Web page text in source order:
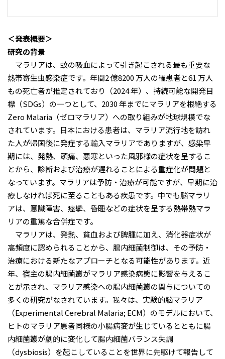
＜発表概要＞
研究の背景
マラリアは、蚊の吸⾎によって引き起こされる最も重要な
熱帯寄⽣⾍感染症です。年間2 億8200 万⼈の罹患者と61 万⼈
もの死亡者が推定されており（2024 年）、持続可能な開発⽬
標（SDGs）の⼀つとして、2030 年までにマラリアを根絶する
Zero Malaria（ゼロマラリア）への取り組みが地球規模でな
されています。⽇本における患者は、マラリア流⾏地を訪れ
た⼈が帰国後に発症する輸⼊マラリアでありますが、感染早
期には、発熱、頭痛、悪寒といった⾵邪様の症状を呈するこ
とから、診断および治療が遅れることによる重症化が問題と
なっています。マラリアは予防・治療が可能ですが、早期に治
療しなければ死に⾄ることもある疾患です。中でも脳マラリ
アは、意識障害、痙攣、昏睡などの症状を呈する熱帯熱マラ
リアの重篤な合併症です。
マラリアは、発熱、貧⾎および脾腫に加え、消化器症状が
⾼頻度に認められることから、腸内細菌制御は、その予防・
治療における新たなアプローチとなる可能性があります。近
年、宿主の腸内細菌叢がマラリア感染病態に影響を与えるこ
とが⽰され、マラリア感染への腸内細菌叢の関与についての
多くの研究がなされています。我々は、実験的脳マラリア
（Experimental Cerebral Malaria; ECM）のモデルにおいて、
ヒトのマラリア患者同様の⼩腸病変が⽣じているとともに腸
内細菌叢が劇的に変化して腸内細菌バランス失調
（dysbiosis）を起こしていることを世界に先駆けて報告して